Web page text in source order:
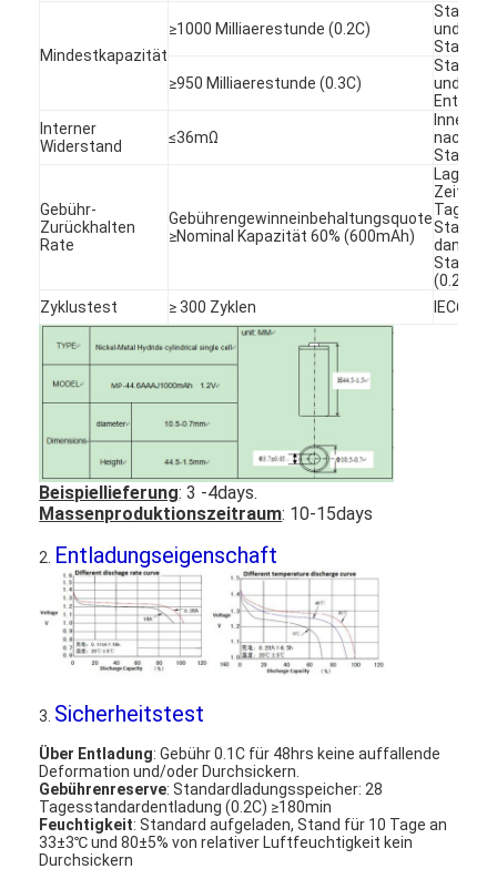
Produkte
Über uns
Mindestkapazität
≥1000 Milliaerestunde (0.2C)
und
≥950 Milliaerestunde (0.3C)
und
Interner
Widerstand
≤36mΩ
nach
Gebühr-
Zurückhalten
Rate
Gebührengewinneinbehaltungsquote
≥Nominal Kapazität 60% (600mAh)
Tagen,
dann
(0.2C)
Zyklustest
≥ 300 Zyklen
Beispiellieferung: 3 -4days.
Massenproduktionszeitraum: 10-15days
2. Entladungseigenschaft
3. Sicherheitstest
Über Entladung: Gebühr 0.1C für 48hrs keine auffallende
Deformation und/oder Durchsickern.
Gebührenreserve: Standardladungsspeicher: 28
Tagesstandardentladung (0.2C) ≥180min
Feuchtigkeit: Standard aufgeladen, Stand für 10 Tage an
33±3℃ und 80±5% von relativer Luftfeuchtigkeit kein
Durchsickern